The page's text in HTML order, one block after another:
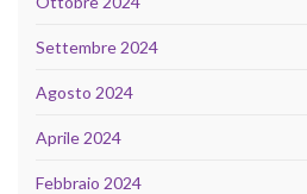
Settembre 2024
Agosto 2024
Aprile 2024
Febbraio 2024